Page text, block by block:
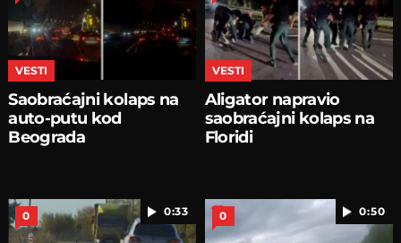
VESTI
Saobraćajni kolaps na
auto-putu kod
Beograda
VESTI
Aligator napravio
saobraćajni kolaps na
Floridi
0:33
0 0:50
0